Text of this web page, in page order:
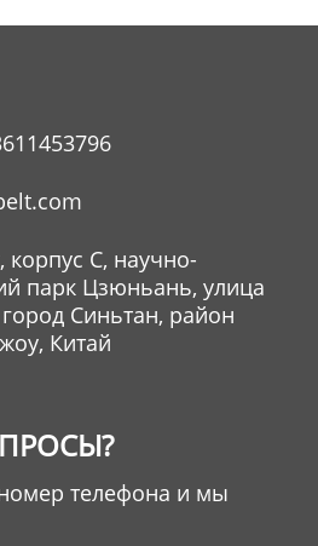
корпус C, научно-
парк Цзюньань, улица
Синьтан, район
Китай
телефона и мы